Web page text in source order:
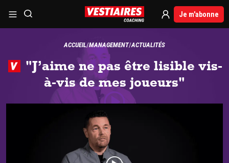
Je m'abonne
ACCUEIL MANAGEMENT ACTUALITÉS
"J’aime ne pas être lisible vis-
à-vis de mes joueurs"